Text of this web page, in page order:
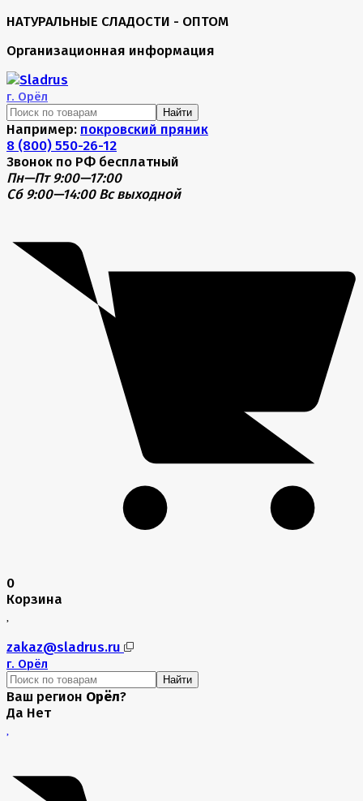
НАТУРАЛЬНЫЕ СЛАДОСТИ - ОПТОМ
Организационная информация
г. Орёл
Найти
Например: покровский пряник
8 (800) 550-26-12
Звонок по РФ бесплатный
Пн—Пт 9:00—17:00
Сб 9:00—14:00 Вс выходной
0
Корзина
zakaz@sladrus.ru
г. Орёл
Найти
Ваш регион Орёл?
Да Нет